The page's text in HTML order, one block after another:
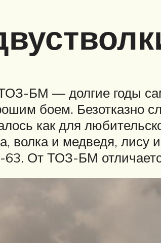
ТОЗ-БМ — долгие годы
боем. Безотказно
как для
волка и медведя, лису
От ТОЗ-БМ